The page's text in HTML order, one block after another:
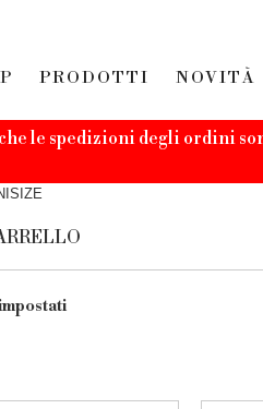
PRODOTTI NOVITÀ
le spedizioni degli ordini